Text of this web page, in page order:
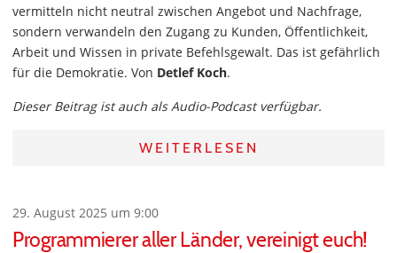
vermitteln nicht neutral zwischen Angebot und Nachfrage,
sondern verwandeln den Zugang zu Kunden, Öffentlichkeit,
Arbeit und Wissen in private Befehlsgewalt. Das ist gefährlich
für die Demokratie. Von Detlef Koch.
Dieser Beitrag ist auch als Audio-Podcast verfügbar.
WEITERLESEN
29. August 2025 um 9:00
Programmierer aller Länder, vereinigt euch!